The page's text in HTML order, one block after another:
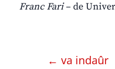
Franc Fari– de
← va indaûr